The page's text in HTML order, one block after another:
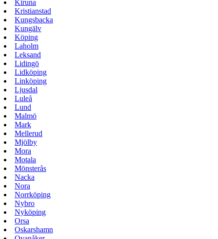
Kiruna
Kristianstad
Kungsbacka
Kungälv
Köping
Laholm
Leksand
Lidingö
Lidköping
Linköping
Ljusdal
Luleå
Lund
Malmö
Mark
Mellerud
Mjölby
Mora
Motala
Mönsterås
Nacka
Nora
Norrköping
Nybro
Nyköping
Orsa
Oskarshamn